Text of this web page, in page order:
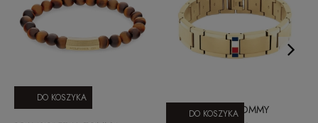
DO KOSZYKA
BRANSOLETKA TOMMY
DO KOSZYKA